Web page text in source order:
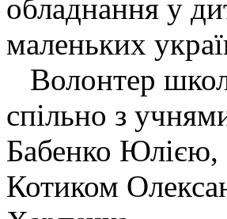
обладнання у
маленьких
Волонтер
спільно з
Бабенко Юлією,
Котиком